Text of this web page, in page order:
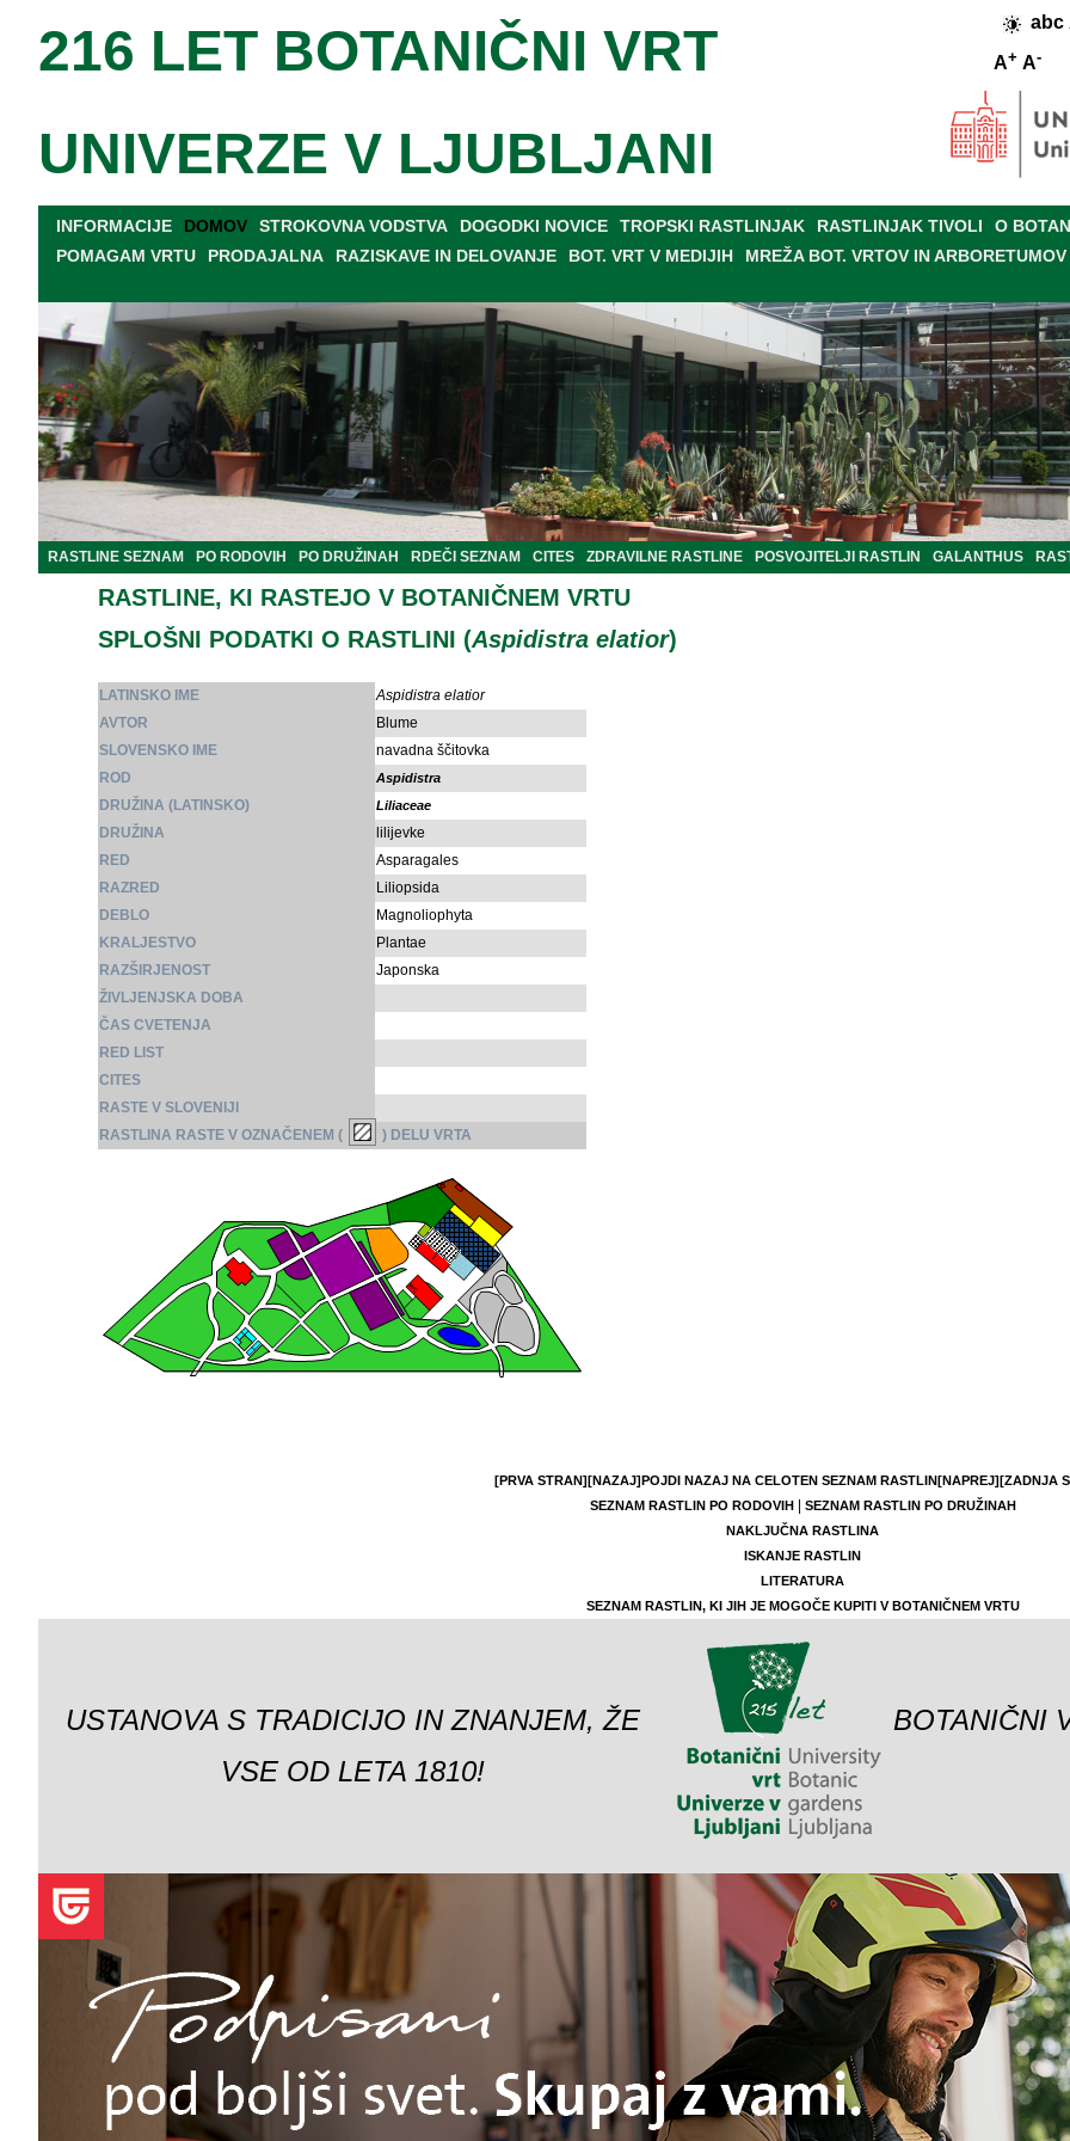
abc
A+ A-
216 LET BOTANIČNI VRT
UNIVERZE V LJUBLJANI
INFORMACIJE DOMOV STROKOVNA VODSTVA DOGODKI NOVICE TROPSKI RASTLINJAK RASTLINJAK TIVOLI O
POMAGAM VRTU
PRODAJALNA RAZISKAVE IN DELOVANJE BOT. VRT V MEDIJIH MREŽA BOT. VRTOV IN ARBORETUMOV
RASTLINE SEZNAM PO RODOVIH PO DRUŽINAH RDEČI SEZNAM CITES ZDRAVILNE RASTLINE POSVOJITELJI RASTLIN GALANTHUS
RASTLINE, KI RASTEJO V BOTANIČNEM VRTU
SPLOŠNI PODATKI O RASTLINI (Aspidistra elatior)
LATINSKO IME
Aspidistra elatior
AVTOR
Blume
SLOVENSKO IME
navadna ščitovka
ROD
Aspidistra
DRUŽINA (LATINSKO) Liliaceae
DRUŽINA
lilijevke
RED
Asparagales
RAZRED
Liliopsida
DEBLO
Magnoliophyta
KRALJESTVO
Plantae
RAZŠIRJENOST
Japonska
ŽIVLJENJSKA DOBA
ČAS CVETENJA
RED LIST
CITES
RASTE V SLOVENIJI
RASTLINA RASTE V OZNAČENEM (
) DELU VRTA
[PRVA STRAN][NAZAJ]POJDI NAZAJ NA CELOTEN SEZNAM RASTLIN[NAPREJ][ZADNJA
SEZNAM RASTLIN PO RODOVIH|
SEZNAM RASTLIN PO DRUŽINAH
NAKLJUČNA RASTLINA
ISKANJE RASTLIN
LITERATURA
SEZNAM RASTLIN, KI JIH JE MOGOČE KUPITI V BOTANIČNEM VRTU
USTANOVA S TRADICIJO IN ZNANJEM, ŽE
VSE OD LETA 1810!
BOTANIČNI